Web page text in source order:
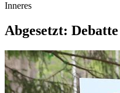
Inneres
Abgesetzt: